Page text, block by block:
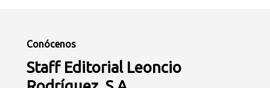
Conócenos
Staff Editorial Leoncio